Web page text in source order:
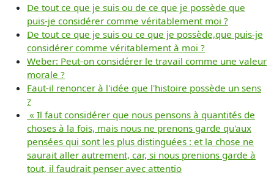
De tout ce que je suis ou de ce que je possède que
puis-je considérer comme véritablement moi ?
De tout ce que je suis ou ce que je possède,que puis-je
considérer comme véritablement à moi ?
Weber: Peut-on considérer le travail comme une valeur
morale ?
Faut-il renoncer à l'idée que l'histoire possède un sens
?
« Il faut considérer que nous pensons à quantités de
choses à la fois, mais nous ne prenons garde qu'aux
pensées qui sont les plus distinguées : et la chose ne
saurait aller autrement, car, si nous prenions garde à
tout, il faudrait penser avec attentio